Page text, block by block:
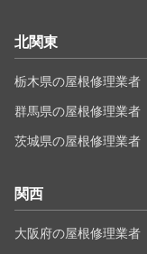
北関東
栃木県の屋根修理業者
群馬県の屋根修理業者
茨城県の屋根修理業者
関西
大阪府の屋根修理業者